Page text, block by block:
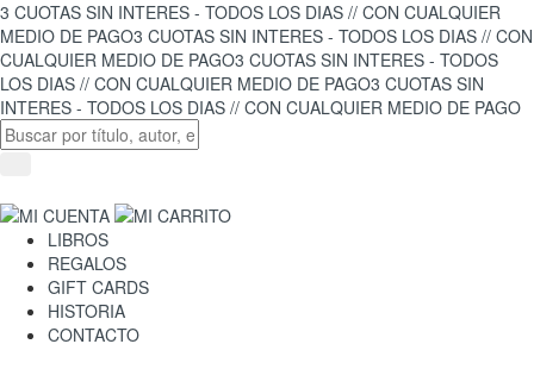
3 CUOTAS SIN INTERES - TODOS LOS DIAS // CON CUALQUIER
MEDIO DE PAGO3 CUOTAS SIN INTERES - TODOS LOS DIAS // CON
CUALQUIER MEDIO DE PAGO3 CUOTAS SIN INTERES - TODOS
LOS DIAS // CON CUALQUIER MEDIO DE PAGO3 CUOTAS SIN
INTERES - TODOS LOS DIAS // CON CUALQUIER MEDIO DE PAGO
LIBROS
REGALOS
GIFT CARDS
HISTORIA
CONTACTO